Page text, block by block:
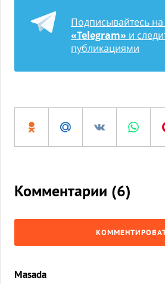
Подписывайтесь
«Telegram» и
публикациями
Комментарии (6)
Masada